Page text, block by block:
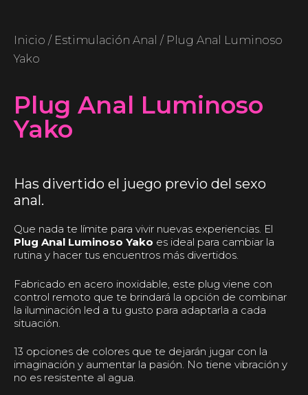
Inicio / Estimulación Anal / Plug Anal Luminoso
Yako
Plug Anal Luminoso
Yako
Has divertido el juego previo del sexo
anal.
Que nada te límite para vivir nuevas experiencias. El
Plug Anal Luminoso Yako es ideal para cambiar la
rutina y hacer tus encuentros más divertidos.
Fabricado en acero inoxidable, este plug viene con
control remoto que te brindará la opción de combinar
la iluminación led a tu gusto para adaptarla a cada
situación.
13 opciones de colores que te dejarán jugar con la
imaginación y aumentar la pasión. No tiene vibración y
no es resistente al agua.